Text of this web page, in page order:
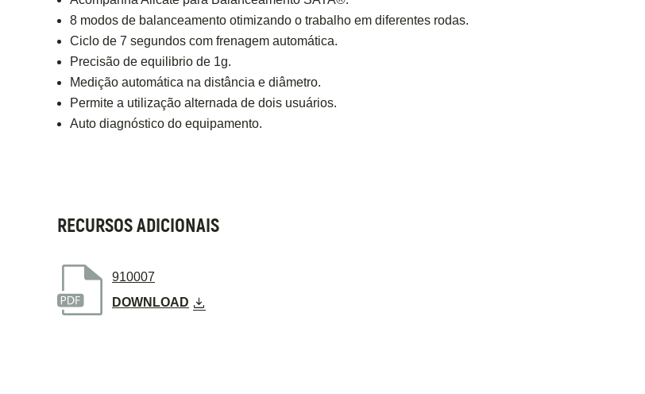
8 modos de balanceamento otimizando o trabalho em diferentes rodas.
Ciclo de 7 segundos com frenagem automática.
Precisão de equilibrio de 1g.
Medição automática na distância e diâmetro.
Permite a utilização alternada de dois usuários.
Auto diagnóstico do equipamento.
RECURSOS ADICIONAIS
910007
DOWNLOAD